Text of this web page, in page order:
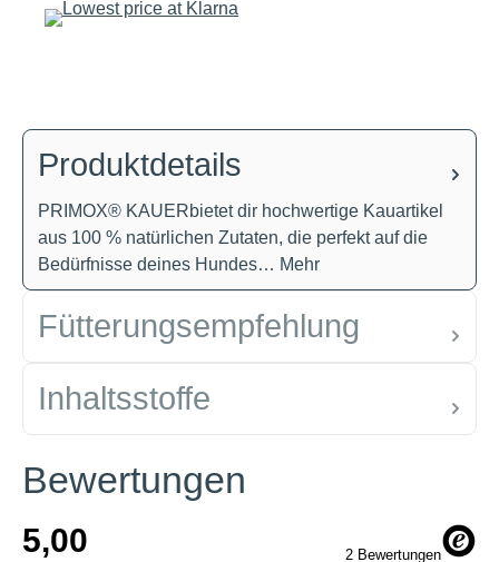
Produktdetails
PRIMOX® KAUERbietet dir hochwertige Kauartikel
aus 100 % natürlichen Zutaten, die perfekt auf die
Bedürfnisse deines Hundes… Mehr
Fütterungsempfehlung
Inhaltsstoffe
Bewertungen